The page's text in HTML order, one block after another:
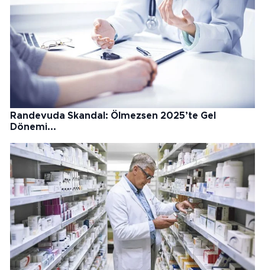
Randevuda Skandal: Ölmezsen 2025’te Gel
Dönemi...